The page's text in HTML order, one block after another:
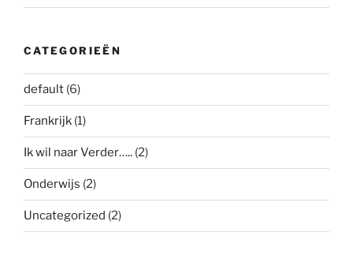
CATEGORIEËN
default (6)
Frankrijk (1)
Ik wil naar Verder….. (2)
Onderwijs (2)
Uncategorized (2)